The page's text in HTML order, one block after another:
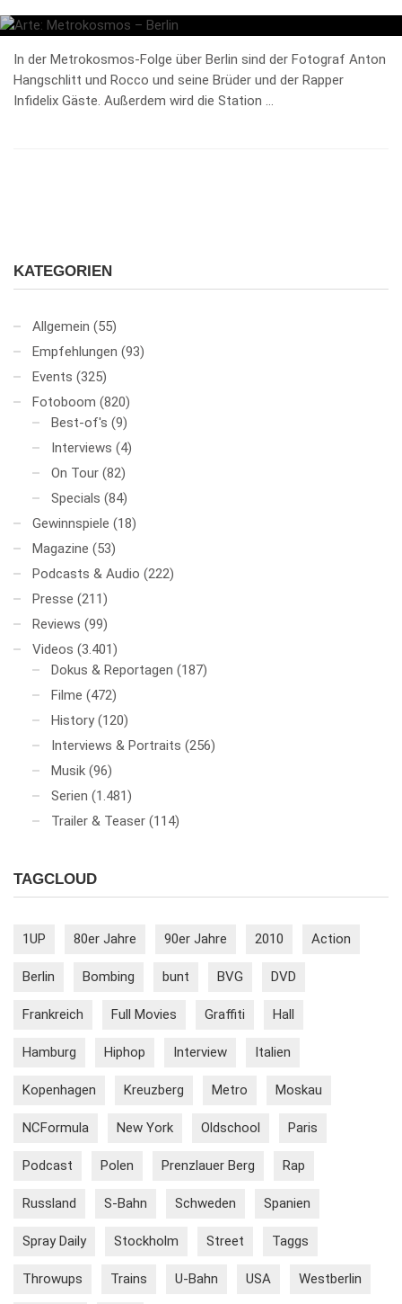
In der Metrokosmos-Folge über Berlin sind der Fotograf Anton
Hangschlitt und Rocco und seine Brüder und der Rapper
Infidelix Gäste. Außerdem wird die Station …
KATEGORIEN
Allgemein (55)
Empfehlungen (93)
Events (325)
Fotoboom (820)
Best-of's (9)
Interviews (4)
On Tour (82)
Specials (84)
Gewinnspiele (18)
Magazine (53)
Podcasts & Audio (222)
Presse (211)
Reviews (99)
Videos (3.401)
Dokus & Reportagen (187)
Filme (472)
History (120)
Interviews & Portraits (256)
Musik (96)
Serien (1.481)
Trailer & Teaser (114)
TAGCLOUD
1UP 80er Jahre 90er Jahre 2010 Action
Berlin Bombing bunt BVG DVD
Frankreich Full Movies Graffiti Hall
Hamburg Hiphop Interview Italien
Kopenhagen Kreuzberg Metro Moskau
NCFormula New York Oldschool Paris
Podcast Polen Prenzlauer Berg Rap
Russland S-Bahn Schweden Spanien
Spray Daily Stockholm Street Taggs
Throwups Trains U-Bahn USA Westberlin